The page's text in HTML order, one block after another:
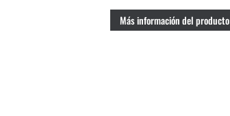
Más información del producto